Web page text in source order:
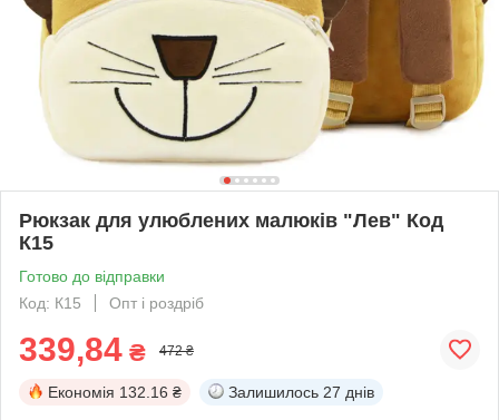
Рюкзак для улюблених малюків "Лев" Код
К15
Готово до відправки
Код: К15
Опт і роздріб
339,84 ₴ 472 ₴
Економія 132.16 ₴ Залишилось 27 днів